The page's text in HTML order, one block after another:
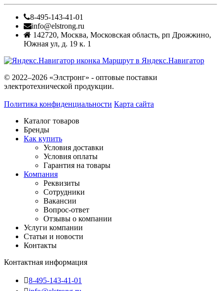
8-495-143-41-01
info@elstrong.ru
142720, Москва, Московская область, рп Дрожжино,
Южная ул, д. 19 к. 1
Маршрут в Яндекс.Навигатор
© 2022–2026 «Элстронг» - оптовые поставки
электротехнической продукции.
Политика конфиденциальности Карта сайта
Каталог товаров
Бренды
Как купить
Условия доставки
Условия оплаты
Гарантия на товары
Компания
Реквизиты
Сотрудники
Вакансии
Вопрос-ответ
Отзывы о компании
Услуги компании
Статьи и новости
Контакты
Контактная информация
8-495-143-41-01